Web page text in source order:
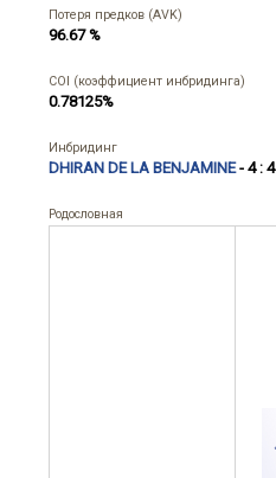
Потеря предков (AVK)
96.67 %
COI (коэффициент инбридинга)
0.78125%
Инбридинг
DHIRAN DE LA BENJAMINE- 4 : 4
Родословная